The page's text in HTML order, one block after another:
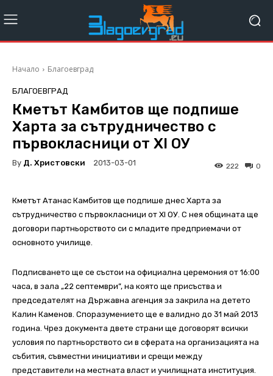
Начало Благоевград
БЛАГОЕВГРАД
Кметът Камбитов ще подпише
Харта за сътрудничество с
първокласници от XI ОУ
By Д. Христовски 2013-03-01 0
222
Кметът Атанас Камбитов ще подпише днес Харта за
сътрудничество с първокласници от XI ОУ. С нея общината ще
договори партньорството си с младите предприемачи от
основното училище.
Подписването ще се състои на официална церемония от 16:00
часа, в зала „22 септември”, на която ще присъства и
председателят на Държавна агенция за закрила на детето
Калин Каменов. Споразумението ще е валидно до 31 май 2013
година. Чрез документа двете страни ще договорят всички
условия по партньорството си в сферата на организацията на
събития, съвместни инициативи и срещи между
представители на местната власт и училищната институция.